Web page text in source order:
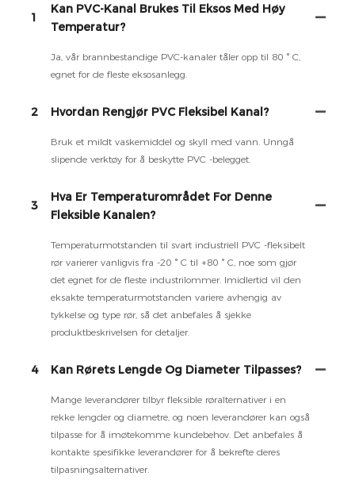
1
Kan PVC-Kanal Brukes Til Eksos Med Høy
Temperatur?
Ja, vår brannbestandige PVC-kanaler tåler opp til 80 ° C,
egnet for de fleste eksosanlegg.
2 Hvordan Rengjør PVC Fleksibel Kanal?
Bruk et mildt vaskemiddel og skyll med vann. Unngå
slipende verktøy for å beskytte PVC -belegget.
3
Hva Er Temperaturområdet For Denne
Fleksible Kanalen?
Temperaturmotstanden til svart industriell PVC -fleksibelt
rør varierer vanligvis fra -20 ° C til +80 ° C, noe som gjør
det egnet for de fleste industrilommer. Imidlertid vil den
eksakte temperaturmotstanden variere avhengig av
tykkelse og type rør, så det anbefales å sjekke
produktbeskrivelsen for detaljer.
4 Kan Rørets Lengde Og Diameter Tilpasses?
Mange leverandører tilbyr fleksible røralternativer i en
rekke lengder og diametre, og noen leverandører kan også
tilpasse for å imøtekomme kundebehov. Det anbefales å
kontakte spesifikke leverandører for å bekrefte deres
tilpasningsalternativer.